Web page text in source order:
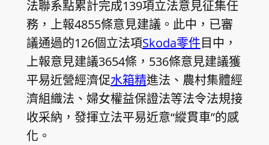
法聯系點累計完成139項立法意見征集任
務，上報4855條意見建議。此中，已審
議通過的126個立法項Skoda零件目中，
上報意見建議3654條，536條意見建議獲
平易近營經濟促水箱精進法、農村集體經
濟組織法、婦女權益保證法等法令法規接
收采納，發揮立法平易近意“縱貫車”的感
化。